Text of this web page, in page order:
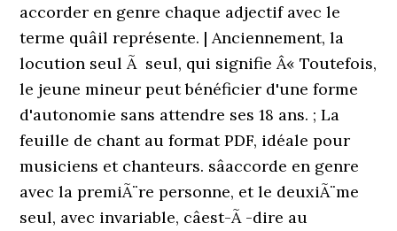
accorder en genre chaque adjectif avec le
terme quâil représente. | Anciennement, la
locution seul Ã seul, qui signifie Â« Toutefois,
le jeune mineur peut bénéficier d'une forme
d'autonomie sans attendre ses 18 ans. ; La
feuille de chant au format PDF, idéale pour
musiciens et chanteurs. sâaccorde en genre
avec la premiÃ¨re personne, et le deuxiÃ¨me
seul, avec invariable, câest-Ã -dire au